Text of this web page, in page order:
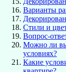
Варианты
Стили и
Вопрос-
Можно ли
условиях?
Какие